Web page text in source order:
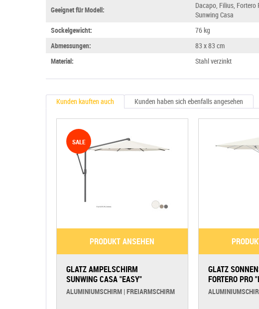
Geeignet für Modell:
Dacapo, Filius, Fortero
Sunwing Casa
Sockelgewicht:
76 kg
Abmessungen:
83 x 83 cm
Material:
Stahl verzinkt
Kunden kauften auch Kunden haben sich ebenfalls angesehen
SALE
PRODUKT ANSEHEN
GLATZ AMPELSCHIRM
SUNWING CASA "EASY"
ALUMINIUMSCHIRM | FREIARMSCHIRM
GLATZ
FORTERO PRO